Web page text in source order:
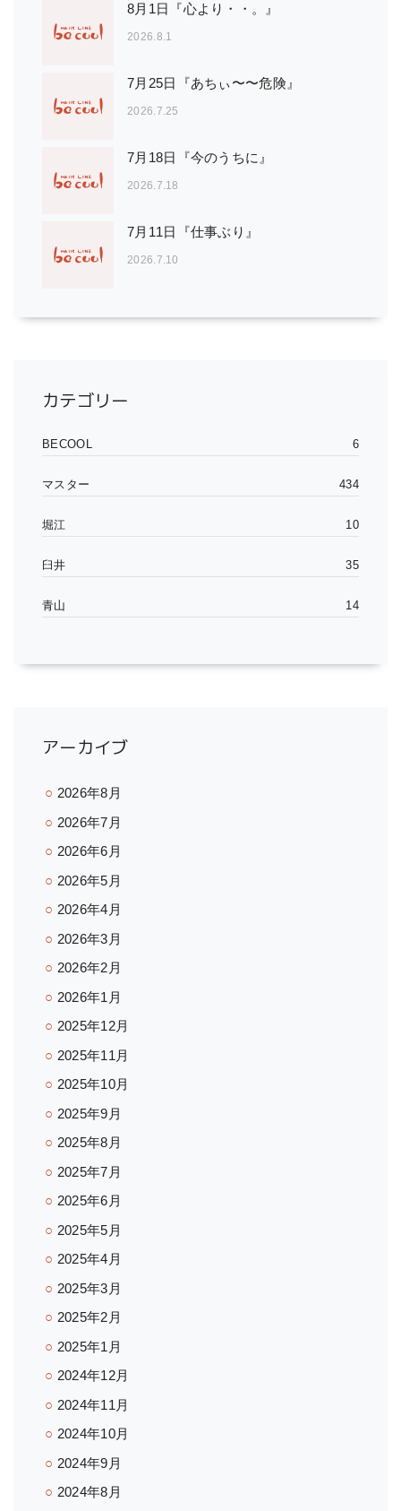
8月1日『心より・・。』
2026.8.1
7月25日『あちぃ〜〜危険』
2026.7.25
7月18日『今のうちに』
2026.7.18
7月11日『仕事ぶり』
2026.7.10
カテゴリー
BECOOL 6
マスター 434
堀江 10
臼井 35
青山 14
アーカイブ
2026年8月
2026年7月
2026年6月
2026年5月
2026年4月
2026年3月
2026年2月
2026年1月
2025年12月
2025年11月
2025年10月
2025年9月
2025年8月
2025年7月
2025年6月
2025年5月
2025年4月
2025年3月
2025年2月
2025年1月
2024年12月
2024年11月
2024年10月
2024年9月
2024年8月